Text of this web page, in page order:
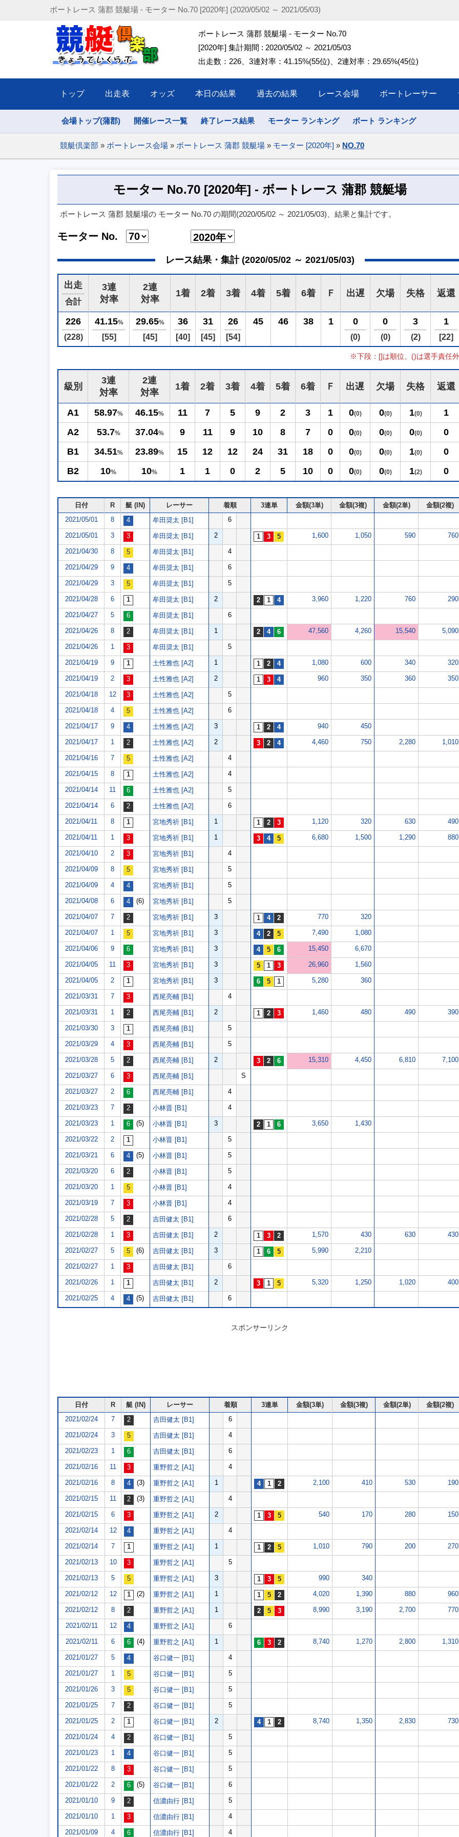
ボートレース 蒲郡 競艇場 - モーター No.70 [2020年] (2020/05/02 ～ 2021/05/03)
ボートレース 蒲郡 競艇場 - モーター No.70
[2020年] 集計期間 : 2020/05/02 ～ 2021/05/03
出走数：226、3連対率：41.15%(55位)、2連対率：29.65%(45位)
トップ 出走表 オッズ 本日の結果 過去の結果 レース会場 ボートレーサー
会場トップ(蒲郡) 開催レース一覧 終了レース結果 モーター ランキング ボート ランキング
競艇倶楽部 » ボートレース会場 » ボートレース 蒲郡 競艇場 » モーター [2020年] » NO.70
モーター No.70 [2020年] - ボートレース 蒲郡 競艇場
ボートレース 蒲郡 競艇場の モーター No.70 の期間(2020/05/02 ～ 2021/05/03)、結果と集計です。
モーター No.
レース結果・集計 (2020/05/02 ～ 2021/05/03)
出走
合計
3連
対率
2連
対率
1着 2着 3着 4着 5着 6着 Ｆ 出遅 欠場 失格 返還
226
(228)
41.15%
[55]
29.65%
[45]
36
[40]
31
[45]
26
[54]
45 46 38 1 0
(0)
0
(0)
3
(2)
1
[22]
※下段：[]は順位、()は選手責任外
級別
3連
対率
2連
対率
1着 2着 3着 4着 5着 6着 Ｆ 出遅 欠場 失格 返還
A1 58.97% 46.15% 11 7 5 9 2 3 1 0(0) 0(0) 1(0)
1
A2
53.7% 37.04% 9 11 9 10 8 7 0 0(0) 0(0) 0(0)
0
B1
34.51% 23.89% 15 12 12 24 31 18 0 0(0) 0(0) 1(0)
0
B2
10% 10% 1 1 0 2 5 10 0 0(0) 0(0) 1(2) 0
日付 R 艇 (IN) レーサー 着順 3連単 金額(3単) 金額(3複) 金額(2単)
金額(2複)
2021/05/01
8 牟田奨太 [B1] 6
2021/05/01 3 牟田奨太 [B1] 2 1,600 1,050 590 760
2021/04/30 8 牟田奨太 [B1] 4
2021/04/29 9 牟田奨太 [B1] 6
2021/04/29 3 牟田奨太 [B1] 5
2021/04/28 6 牟田奨太 [B1] 2 3,960 1,220 760 290
2021/04/27 5 牟田奨太 [B1] 6
2021/04/26 8 牟田奨太 [B1] 1 47,560 4,260 15,540 5,090
2021/04/26 1 牟田奨太 [B1] 5
2021/04/19 9 土性雅也 [A2] 1 1,080 600 340 320
2021/04/19 2 土性雅也 [A2] 2 960 350 360 350
2021/04/18 12 土性雅也 [A2] 5
2021/04/18 4 土性雅也 [A2] 6
2021/04/17 9 土性雅也 [A2] 3 940 450
2021/04/17 1 土性雅也 [A2] 2 4,460 750 2,280 1,010
2021/04/16 7 土性雅也 [A2] 4
2021/04/15 8 土性雅也 [A2] 4
2021/04/14 11 土性雅也 [A2] 5
2021/04/14 6 土性雅也 [A2] 6
2021/04/11 8 宮地秀祈 [B1] 1 1,120 320 630 490
2021/04/11 1 宮地秀祈 [B1] 1 6,680 1,500 1,290 880
2021/04/10 2 宮地秀祈 [B1] 4
2021/04/09 8 宮地秀祈 [B1] 5
2021/04/09 4 宮地秀祈 [B1] 5
2021/04/08 6 (6) 宮地秀祈 [B1] 5
2021/04/07 7 宮地秀祈 [B1] 3 770 320
2021/04/07 1 宮地秀祈 [B1] 3 7,490 1,080
2021/04/06 9 宮地秀祈 [B1] 3 15,450 6,670
2021/04/05 11 宮地秀祈 [B1] 3 26,960 1,560
2021/04/05 2 宮地秀祈 [B1] 3 5,280 360
2021/03/31 7 西尾亮輔 [B1] 4
2021/03/31 1 西尾亮輔 [B1] 2 1,460 480 490 390
2021/03/30 3 西尾亮輔 [B1] 5
2021/03/29 4 西尾亮輔 [B1] 5
2021/03/28 5 西尾亮輔 [B1] 2 15,310 4,450 6,810 7,100
2021/03/27 6 西尾亮輔 [B1] S
2021/03/27 2 西尾亮輔 [B1] 4
2021/03/23 7 小林晋 [B1] 4
2021/03/23 1 (5) 小林晋 [B1] 3 3,650 1,430
2021/03/22 2 小林晋 [B1] 5
2021/03/21 6 (5) 小林晋 [B1] 5
2021/03/20 6 小林晋 [B1] 5
2021/03/20 1 小林晋 [B1] 4
2021/03/19 7 小林晋 [B1] 4
2021/02/28 5 吉田健太 [B1] 6
2021/02/28 1 吉田健太 [B1] 2 1,570 430 630 430
2021/02/27 5 (6) 吉田健太 [B1] 3 5,990 2,210
2021/02/27 1 吉田健太 [B1] 6
2021/02/26 1 吉田健太 [B1] 2 5,320 1,250 1,020 400
2021/02/25 4 (5) 吉田健太 [B1] 6
スポンサーリンク
日付 R 艇 (IN) レーサー 着順 3連単 金額(3単) 金額(3複) 金額(2単)
金額(2複)
2021/02/24
7 吉田健太 [B1] 6
2021/02/24 3 吉田健太 [B1] 4
2021/02/23 1 吉田健太 [B1] 6
2021/02/16 11 重野哲之 [A1] 4
2021/02/16 8 (3) 重野哲之 [A1] 1 2,100 410 530 190
2021/02/15 11 (3) 重野哲之 [A1] 4
2021/02/15 6 重野哲之 [A1] 2 540 170 280 150
2021/02/14 12 重野哲之 [A1] 4
2021/02/14 7 重野哲之 [A1] 1 1,010 790 200 270
2021/02/13 10 重野哲之 [A1] 5
2021/02/13 5 重野哲之 [A1] 3 990 340
2021/02/12 12 (2) 重野哲之 [A1] 1 4,020 1,390 880 960
2021/02/12 8 重野哲之 [A1] 1 8,990 3,190 2,700 770
2021/02/11 12 重野哲之 [A1] 6
2021/02/11 6 (4) 重野哲之 [A1] 1 8,740 1,270 2,800 1,310
2021/01/27 5 谷口健一 [B1] 4
2021/01/27 1 谷口健一 [B1] 5
2021/01/26 3 谷口健一 [B1] 5
2021/01/25 7 谷口健一 [B1] 5
2021/01/25 2 谷口健一 [B1] 2 8,740 1,350 2,830 730
2021/01/24 4 谷口健一 [B1] 5
2021/01/23 1 谷口健一 [B1] 5
2021/01/22 8 谷口健一 [B1] 5
2021/01/22 2 (5) 谷口健一 [B1] 6
2021/01/10 9 信濃由行 [B1] 5
2021/01/10 1 信濃由行 [B1] 4
2021/01/09 4 信濃由行 [B1] 4